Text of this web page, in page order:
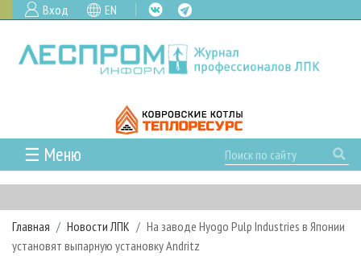
Вход EN
☰ Меню
ГЛАВНАЯ
РУБРИКИ И ТЕМЫ
РУБРИКИ ЖУРНАЛА
НОВОСТИ
Главная Новости ЛПК
На заводе Hyogo Pulp Industries в Японии
установят выпарную установку Andritz